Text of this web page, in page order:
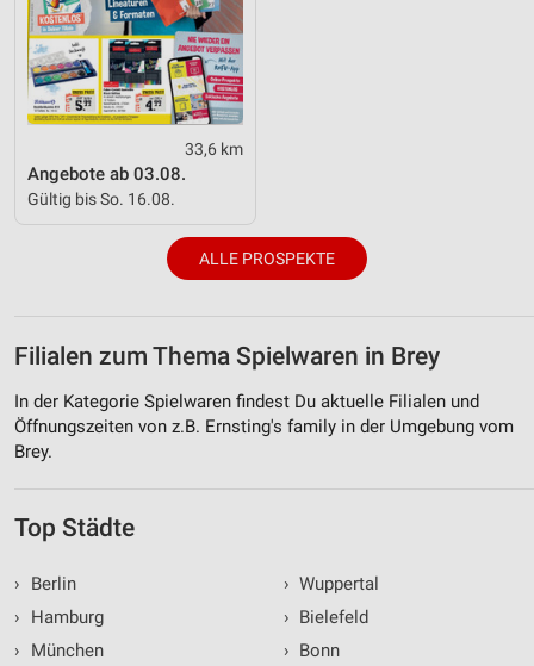
33,6 km
Angebote ab 03.08.
Gültig bis So. 16.08.
ALLE PROSPEKTE
Filialen zum Thema Spielwaren in Brey
In der Kategorie Spielwaren findest Du aktuelle Filialen und
Öffnungszeiten von z.B. Ernsting's family in der Umgebung vom
Brey.
Top Städte
›
Berlin
›
Hamburg
›
München
› Wuppertal
› Bielefeld
› Bonn